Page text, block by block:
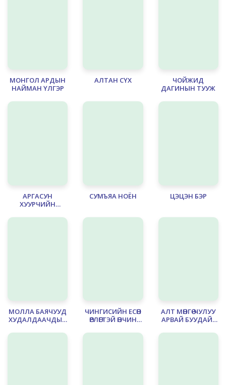
МОНГОЛ АРДЫН
НАЙМАН ҮЛГЭР
АЛТАН СҮХ
ЧОЙЖИД
ДАГИНЫН ТУУЖ
АРГАСУН
ХУУРЧИЙН
СУМЪЯА НОЁН ЦЭЦЭН БЭР
МОЛЛА БАЯЧУУД
ХУДАЛДААЧДЫН
ЧИНГИСИЙН ЕСӨН
ӨРЛӨГТЭЙ ӨНЧИН
ЦЭЦЭЛСЭН
АЛТ МӨНГӨ-ЧУЛУУ
АРВАЙ БУУДАЙ-